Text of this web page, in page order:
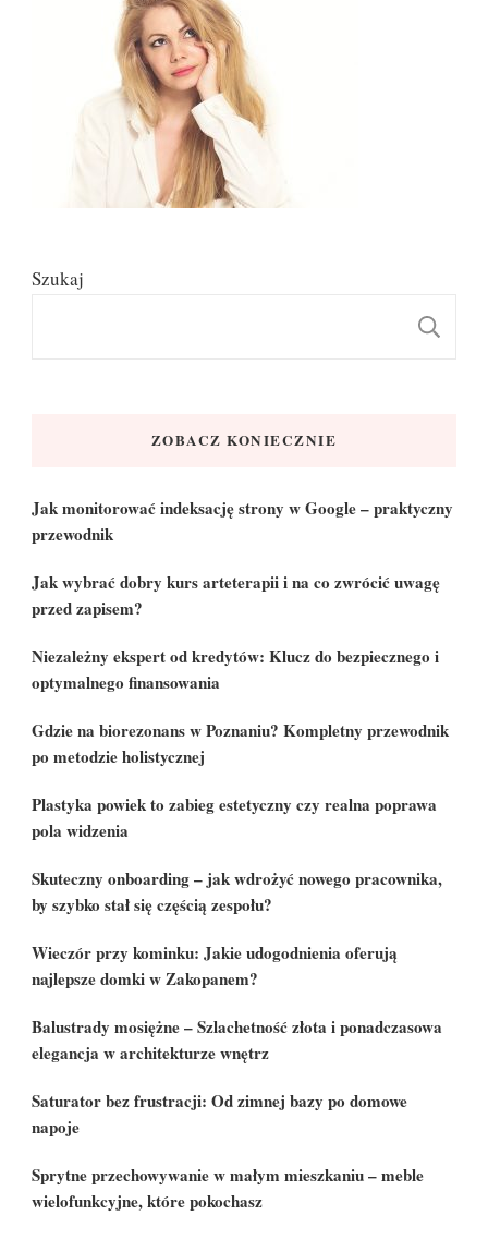
Szukaj
ZOBACZ KONIECZNIE
Jak monitorować indeksację strony w Google – praktyczny
przewodnik
Jak wybrać dobry kurs arteterapii i na co zwrócić uwagę
przed zapisem?
Niezależny ekspert od kredytów: Klucz do bezpiecznego i
optymalnego finansowania
Gdzie na biorezonans w Poznaniu? Kompletny przewodnik
po metodzie holistycznej
Plastyka powiek to zabieg estetyczny czy realna poprawa
pola widzenia
Skuteczny onboarding – jak wdrożyć nowego pracownika,
by szybko stał się częścią zespołu?
Wieczór przy kominku: Jakie udogodnienia oferują
najlepsze domki w Zakopanem?
Balustrady mosiężne – Szlachetność złota i ponadczasowa
elegancja w architekturze wnętrz
Saturator bez frustracji: Od zimnej bazy po domowe
napoje
Sprytne przechowywanie w małym mieszkaniu – meble
wielofunkcyjne, które pokochasz